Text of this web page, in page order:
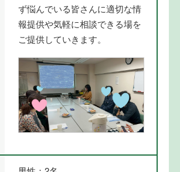
ず悩んでいる皆さんに適切な情
報提供や気軽に相談できる場を
ご提供していきます。